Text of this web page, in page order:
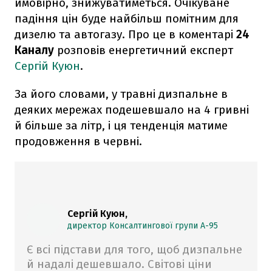
ймовірно, знижуватиметься. Очікуване
падіння цін буде найбільш помітним для
дизелю та автогазу. Про це в коментарі 24
Каналу розповів енергетичний експерт
Сергій Куюн.
За його словами, у травні дизпальне в
деяких мережах подешевшало на 4 гривні
й більше за літр, і ця тенденція матиме
продовження в червні.
Сергій Куюн,
директор Консалтингової групи А-95
Є всі підстави для того, щоб дизпальне
й надалі дешевшало. Світові ціни